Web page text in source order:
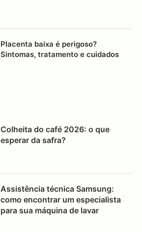
Placenta baixa é perigoso?
Sintomas, tratamento e cuidados
Colheita do café 2026: o que
esperar da safra?
Assistência técnica Samsung:
como encontrar um especialista
para sua máquina de lavar